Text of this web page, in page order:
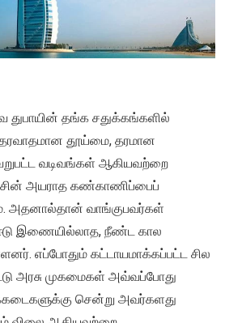
தங்க சதுக்கங்களில்
தூய்மை, தரமான
வடிவங்கள் ஆகியவற்றை
அயராத கண்காணிப்பைப்
அதனால்தான் வாங்குபவர்கள்
இணையில்லாத, நீண்ட கால
எப்போதும் கட்டாயமாக்கப்பட்ட சில
அரசு முகமைகள் அவ்வப்போது
சென்று அவர்களது